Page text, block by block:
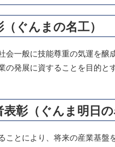
ぐんまの名工）
会一般に技能尊重の気運を醸
の発展に資することを目的と
彰（ぐんま明日の
ことにより、将来の産業基盤